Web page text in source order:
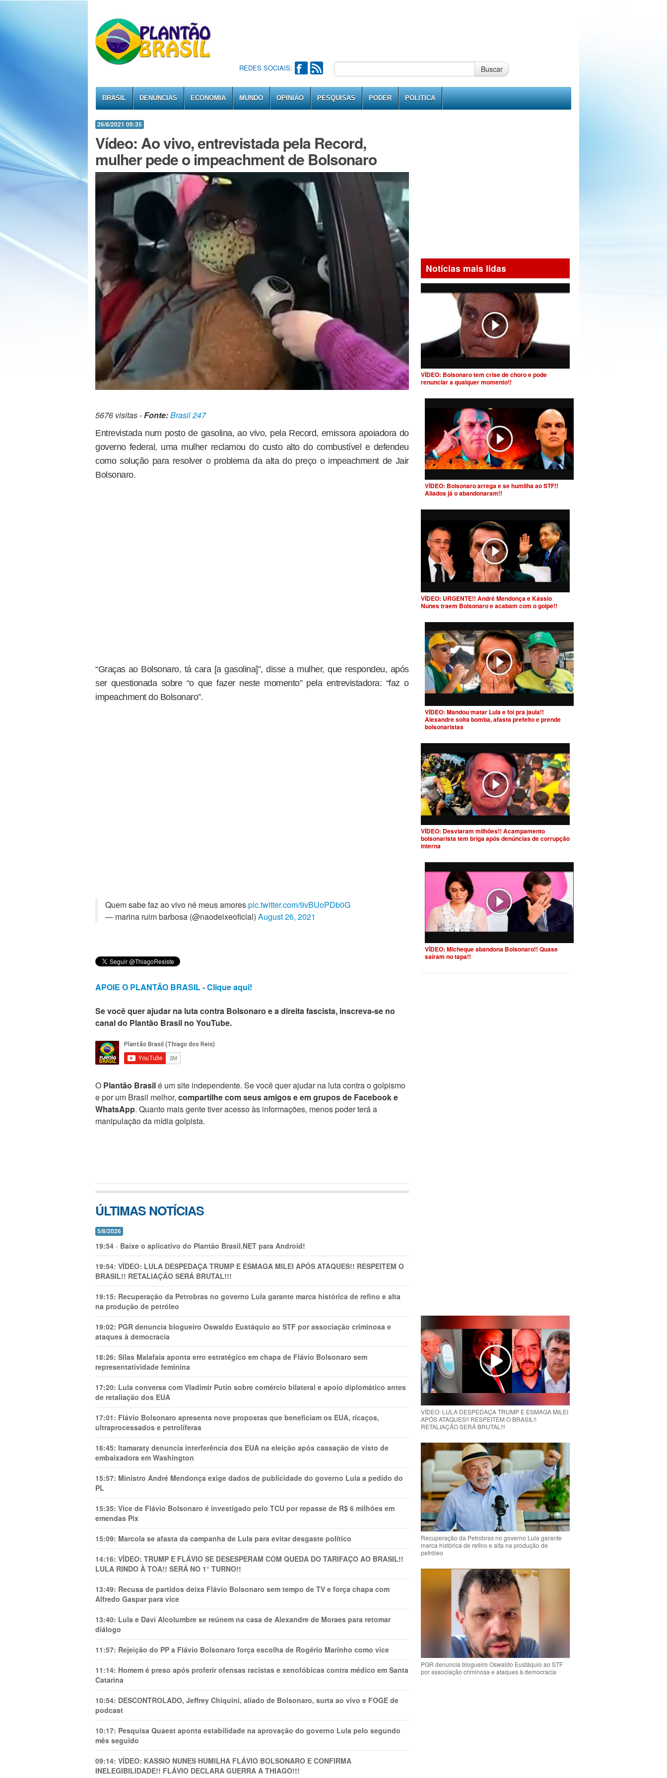
REDES SOCIAIS: Buscar
BRASIL DENÚNCIAS ECONOMIA MUNDO OPINIÃO PESQUISAS PODER POLÍTICA
26/8/2021 09:35
Vídeo: Ao vivo, entrevistada pela Record,
mulher pede o impeachment de Bolsonaro
5676 visitas -Fonte:Brasil 247
Entrevistada num posto de gasolina, ao vivo, pela Record, emissora apoiadora do
governo federal, uma mulher reclamou do custo alto do combustível e defendeu
como solução para resolver o problema da alta do preço o impeachment de Jair
Bolsonaro.
“Graças ao Bolsonaro, tá cara [a gasolina]”, disse a mulher, que respondeu, após
ser questionada sobre “o que fazer neste momento” pela entrevistadora: “faz o
impeachment do Bolsonaro”.
Quem sabe faz ao vivo né meus amorespic.twitter.com/9vBUoPDb0G
— marina ruim barbosa (@naodeixeoficial) August 26, 2021
APOIE O PLANTÃO BRASIL - Clique aqui!
Se você quer ajudar na luta contra Bolsonaro e a direita fascista, inscreva-se no
canal do Plantão Brasil no YouTube.
O Plantão Brasilé um site independente. Se você quer ajudar na luta contra o golpismo
e por um Brasil melhor, compartilhe com seus amigos e em grupos de Facebook e
WhatsApp. Quanto mais gente tiver acesso às informações, menos poder terá a
manipulação da mídia golpista.
ÚLTIMAS NOTÍCIAS
5/8/2026
19:54 - Baixe o aplicativo do Plantão Brasil.NET para Android!
19:54: VÍDEO: LULA DESPEDAÇA TRUMP E ESMAGA MILEI APÓS ATAQUES!! RESPEITEM O
BRASIL!! RETALIAÇÃO SERÁ BRUTAL!!!
19:15: Recuperação da Petrobras no governo Lula garante marca histórica de refino e alta
na produção de petróleo
19:02: PGR denuncia blogueiro Oswaldo Eustáquio ao STF por associação criminosa e
ataques à democracia
18:26: Silas Malafaia aponta erro estratégico em chapa de Flávio Bolsonaro sem
representatividade feminina
17:20: Lula conversa com Vladimir Putin sobre comércio bilateral e apoio diplomático antes
de retaliação dos EUA
17:01: Flávio Bolsonaro apresenta nove propostas que beneficiam os EUA, ricaços,
ultraprocessados e petrolíferas
16:45: Itamaraty denuncia interferência dos EUA na eleição após cassação de visto de
embaixadora em Washington
15:57: Ministro André Mendonça exige dados de publicidade do governo Lula a pedido do
PL
15:35: Vice de Flávio Bolsonaro é investigado pelo TCU por repasse de R$ 6 milhões em
emendas Pix
15:09: Marcola se afasta da campanha de Lula para evitar desgaste político
14:16: VÍDEO: TRUMP E FLÁVIO SE DESESPERAM COM QUEDA DO TARIFAÇO AO BRASIL!!
LULA RINDO À TOA!! SERÁ NO 1° TURNO!!
13:49: Recusa de partidos deixa Flávio Bolsonaro sem tempo de TV e força chapa com
Alfredo Gaspar para vice
13:40: Lula e Davi Alcolumbre se reúnem na casa de Alexandre de Moraes para retomar
diálogo
11:57: Rejeição do PP a Flávio Bolsonaro força escolha de Rogério Marinho como vice
11:14: Homem é preso após proferir ofensas racistas e xenofóbicas contra médico em Santa
Catarina
10:54: DESCONTROLADO, Jeffrey Chiquini, aliado de Bolsonaro, surta ao vivo e FOGE de
podcast
10:17: Pesquisa Quaest aponta estabilidade na aprovação do governo Lula pelo segundo
mês seguido
09:14: VÍDEO: KASSIO NUNES HUMlLHA FLÁVIO BOLSONARO E CONFIRMA
INELEGIBILIDADE!! FLÁVIO DECLARA GUERRA A THIAGO!!!
Notícias mais lidas
VÍDEO: Bolsonaro tem crise de choro e pode
renunciar a qualquer momento!!
VÍDEO: Bolsonaro arrega e se humilha ao STF!!
Aliados já o abandonaram!!
VÍDEO: URGENTE!! André Mendonça e Kássio
Nunes traem Bolsonaro e acabam com o golpe!!
VÍDEO: Mandou matar Lula e foi pra jaula!!
Alexandre solta bomba, afasta prefeito e prende
bolsonaristas
VÍDEO: Desviaram milhões!! Acampamento
bolsonarista tem briga após denúncias de corrupção
interna
VÍDEO: Micheque abandona Bolsonaro!! Quase
saíram no tapa!!
VÍDEO: LULA DESPEDAÇA TRUMP E ESMAGA MILEI
APÓS ATAQUES!! RESPEITEM O BRASIL!!
RETALIAÇÃO SERÁ BRUTAL!!!
Recuperação da Petrobras no governo Lula garante
marca histórica de refino e alta na produção de
petróleo
PGR denuncia blogueiro Oswaldo Eustáquio ao STF
por associação criminosa e ataques à democracia